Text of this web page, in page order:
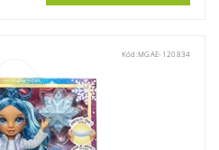
Kód: MGAE-120834